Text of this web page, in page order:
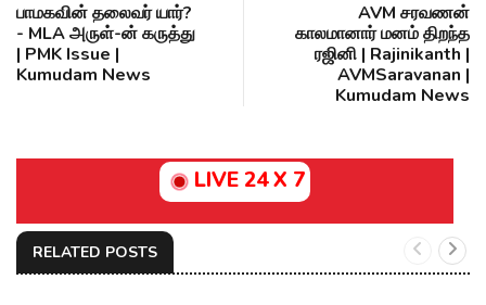
பாமகவின் தலைவர் யார்?
- MLA அருள்-ன் கருத்து
| PMK Issue |
Kumudam News
AVM சரவணன்
காலமானார் மனம் திறந்த
ரஜினி | Rajinikanth |
AVMSaravanan |
Kumudam News
LIVE 24 X 7
RELATED POSTS